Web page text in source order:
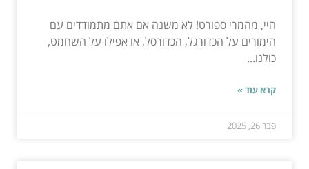
היי, מהמרי ספורט! לא משנה אם אתם מתמודדים עם
הימורים על הכדורגל, הכדורסל, או אפילו על השחמט,
כולנו...
קרא עוד »
פבר 26, 2025